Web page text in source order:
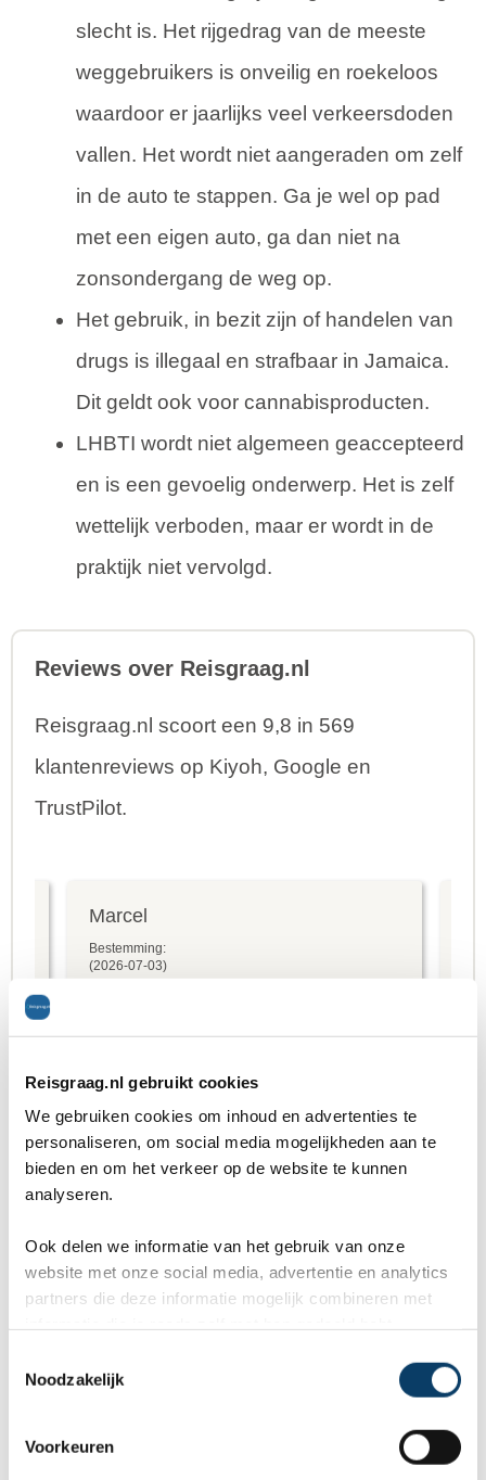
Reisgraag.nl gebruikt cookies
We gebruiken cookies om inhoud en advertenties te
personaliseren, om social media mogelijkheden aan te
bieden en om het verkeer op de website te kunnen
analyseren.
Ook delen we informatie van het gebruik van onze
website met onze social media, advertentie en analytics
partners die deze informatie mogelijk combineren met
Noodzakelijk
Voorkeuren
slecht is. Het rijgedrag van de meeste
weggebruikers is onveilig en roekeloos
waardoor er jaarlijks veel verkeersdoden
vallen. Het wordt niet aangeraden om zelf
in de auto te stappen. Ga je wel op pad
met een eigen auto, ga dan niet na
zonsondergang de weg op.
Het gebruik, in bezit zijn of handelen van
drugs is illegaal en strafbaar in Jamaica.
Dit geldt ook voor cannabisproducten.
LHBTI wordt niet algemeen geaccepteerd
en is een gevoelig onderwerp. Het is zelf
wettelijk verboden, maar er wordt in de
praktijk niet vervolgd.
Reviews over Reisgraag.nl
Reisgraag.nl scoort een 9,8 in 569
klantenreviews op Kiyoh, Google en
TrustPilot.
Marcel
Bestemming:
(2026-07-03)
Wij, Jolanda en Marcel hebben
een fantastische vakantie mogen
genieten op Mauritus. De
is prima uitgebalanceerd om alle
mooie dingen van het eiland te
kunnen ontdekken...
voor Jamaica de
van de Rijksoverheid.